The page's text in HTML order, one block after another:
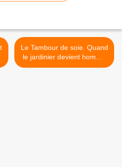
Le Tambour de soie. Quand
le jardinier devient homme
de ménage et la princesse